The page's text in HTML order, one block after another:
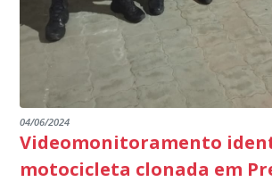
04/06/2024
Videomonitoramento
motocicleta clonada em